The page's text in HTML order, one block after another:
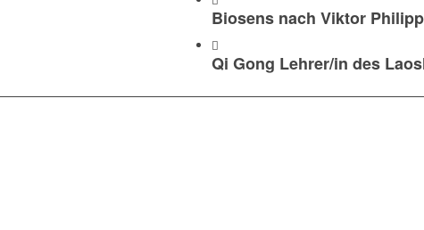
Biosens nach Viktor
Qi Gong Lehrer/in des